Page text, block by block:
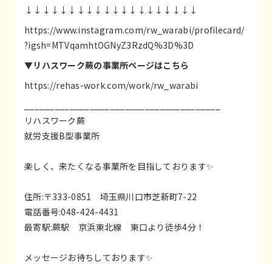
↓↓↓↓↓↓↓↓↓↓↓↓↓↓↓↓↓↓↓↓
https://www.instagram.com/rw_warabi/profilecard/
?igsh=MTVqamhtOGNyZ3RzdQ%3D%3D
▼リハスワーク蕨の事業所ページはこちら
https://rehas-work.com/work/rw_warabi
リハスワーク蕨
就労支援B型事業所
楽しく、来たくなる事業所を目指しております✨
住所:〒333-0851 埼玉県川口市芝新町7-22
電話番号:048-424-4431
最寄駅:蕨駅 京浜東北線 東口より徒歩4分！
メッセージお待ちしております✨